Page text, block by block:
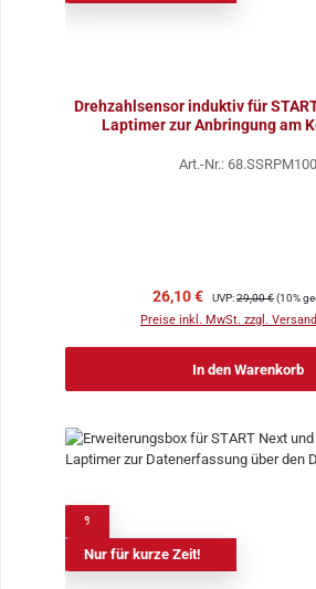
Drehzahlsensor induktiv für
Laptimer zur Anbringung am
Art.-Nr.: 68.SSRPM100
Verkaufspreis:
26,10 € Regulärer Preis:
UVP:29,00 €(10%
Preise inkl. MwSt. zzgl.
In den Warenkorb
Nur für kurze Zeit!